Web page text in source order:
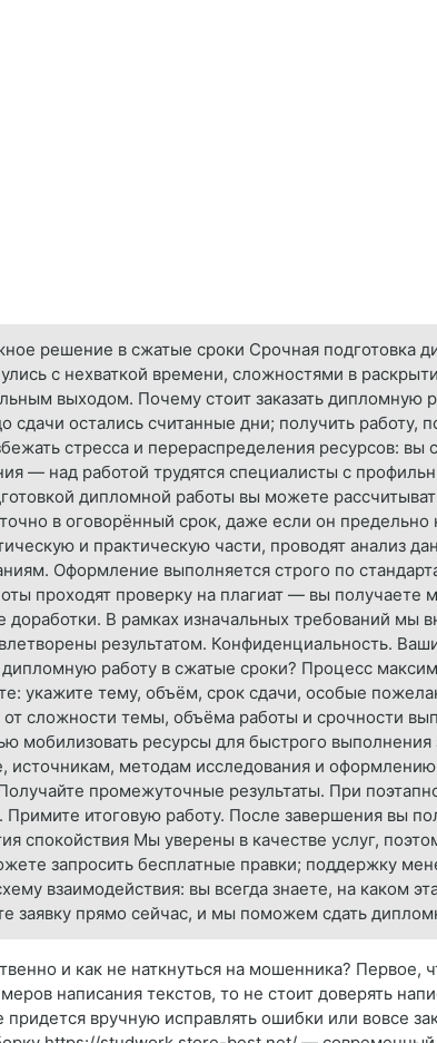
решение в сжатые сроки Срочная подготовка
с нехваткой времени, сложностями в
выходом. Почему стоит заказать дипломную
остались считанные дни; получить
стресса и перераспределения ресурсов:
— над работой трудятся специалисты с
дипломной работы вы можете
в оговорённый срок, даже если он
и практическую части, проводят анализ
Оформление выполняется строго по
проходят проверку на плагиат — вы
доработки. В рамках изначальных требований мы
результатом. Конфиденциальность.
работу в сжатые сроки? Процесс
укажите тему, объём, срок сдачи, особые
от сложности темы, объёма работы и срочности
мобилизовать ресурсы для быстрого
источникам, методам исследования и
промежуточные результаты. При
Примите итоговую работу. После завершения вы
спокойствия Мы уверены в качестве услуг,
запросить бесплатные правки; поддержку
взаимодействия: вы всегда знаете, на каком
прямо сейчас, и мы поможем сдать
и как не наткнуться на мошенника? Первое,
написания текстов, то не стоит доверять
вручную исправлять ошибки или вовсе